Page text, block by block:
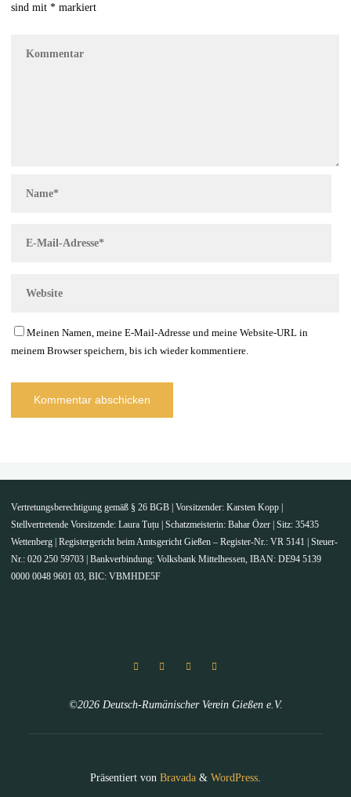
sind mit* markiert
Meinen Namen, meine E-Mail-Adresse und meine Website-URL in
meinem Browser speichern, bis ich wieder kommentiere.
Vertretungsberechtigung gemäß § 26 BGB | Vorsitzender: Karsten Kopp |
Stellvertretende Vorsitzende: Laura Tuțu | Schatzmeisterin: Bahar Özer | Sitz: 35435
Wettenberg | Registergericht beim Amtsgericht Gießen – Register-Nr.: VR 5141 | Steuer-
Nr.: 020 250 59703 | Bankverbindung: Volksbank Mittelhessen, IBAN: DE94 5139
0000 0048 9601 03, BIC: VBMHDE5F
©2026 Deutsch-Rumänischer Verein Gießen e.V.
Präsentiert von Bravada & WordPress